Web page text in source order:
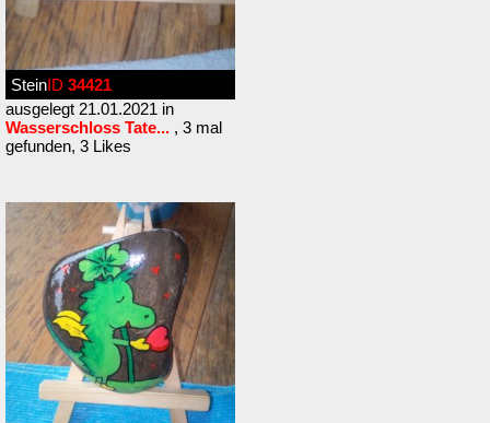
SteinID 34421
ausgelegt 21.01.2021 in
Wasserschloss Tate... , 3 mal
gefunden, 3 Likes